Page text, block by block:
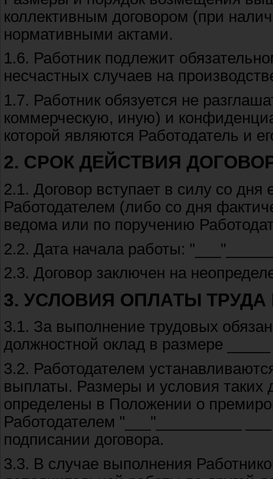
коллективным договором (при
нормативными актами.
1.6. Работник подлежит
несчастных случаев на
1.7. Работник обязуется не
коммерческую, иную) и
которой являются Работодатель и
2. СРОК ДЕЙСТВИЯ
2.1. Договор вступает в силу со
Работодателем (либо со дня
ведома или по поручению
2.2. Дата начала работы:
2.3. Договор заключен на
3. УСЛОВИЯ ОПЛАТЫ ТРУДА
3.1. За выполнение трудовых
должностной оклад в размере
3.2. Работодателем
выплаты. Размеры и условия таких
определены в Положении о
Работодателем "___"__________
подписании договора.
3.3. В случае выполнения